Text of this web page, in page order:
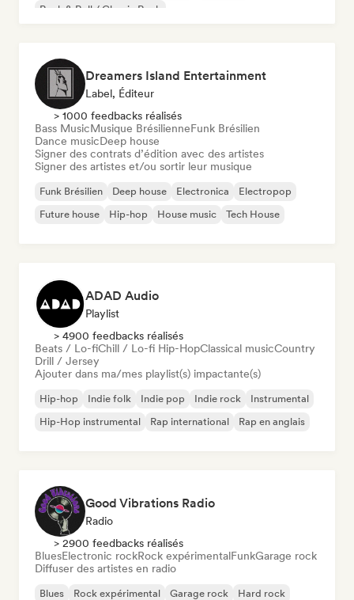
Rock & Roll / Classic Rock
Dreamers Island Entertainment
Label, Éditeur
> 1000 feedbacks réalisés
Bass MusicMusique BrésilienneFunk Brésilien
Dance musicDeep house
Signer des contrats d’édition avec des artistes
Signer des artistes et/ou sortir leur musique
Funk Brésilien Deep house Electronica
Electropop
Future house
Hip-hop House music Tech House
ADAD Audio
Playlist
> 4900 feedbacks réalisés
Beats / Lo-fiChill / Lo-fi Hip-HopClassical musicCountry
Drill / Jersey
Ajouter dans ma/mes playlist(s) impactante(s)
Hip-hop Indie folk Indie pop Indie rock
Instrumental
Hip-Hop instrumental
Rap international Rap en anglais
Good Vibrations Radio
Radio
> 2900 feedbacks réalisés
BluesElectronic rockRock expérimentalFunkGarage rock
Diffuser des artistes en radio
Blues Rock expérimental Garage rock
Hard rock